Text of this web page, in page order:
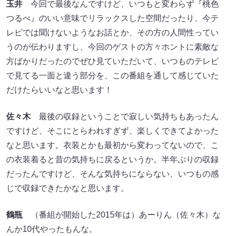
玉井 今回で最後なんですけど、いつもと変わらず『桃色
つるべ』のいい意味でリラックスした空間だったり、今テ
レビでは聞けないようなお話とか、その方の人間性ってい
うのが伝わりますし、今回のゲストの方々ホントに素敵な
方ばかりだったのでぜひ見ていただいて、いつものテレビ
で見てる一面と違う部分を、この番組を通して感じていた
だけたらいいなと思います！
佐々木最後の収録ということで寂しい気持ちもあったん
ですけど、そこにとらわれすぎず、楽しくできてよかった
なと思います。衣装とかも最初から変わってないので、こ
の衣装着ると昔の気持ちに戻るというか。半年ぶりの収録
だったんですけど、そんな気持ちにならない、いつもの感
じで収録できたかなと思います。
鶴瓶 （番組が開始した2015年は）あーりん（佐々木）な
んか10代やったもんな。